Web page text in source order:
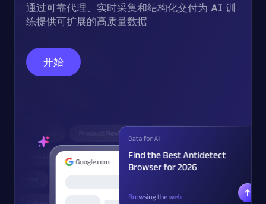
通过可靠代理、实时采集和结构化交付为 AI 训
练提供可扩展的高质量数据
开始